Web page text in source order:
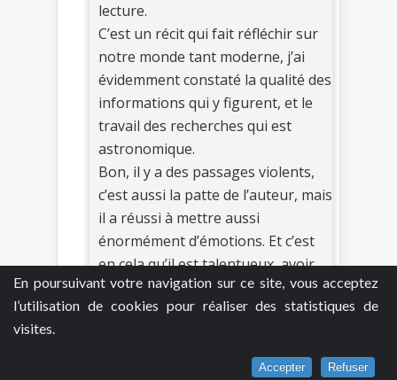
En poursuivant votre navigation sur ce site, vous acceptez
l’utilisation de cookies pour réaliser des statistiques de
visites.
Accepter Refuser
lecture.
C’est un récit qui fait réfléchir sur
notre monde tant moderne, j’ai
évidemment constaté la qualité des
informations qui y figurent, et le
travail des recherches qui est
astronomique.
Bon, il y a des passages violents,
c’est aussi la patte de l’auteur, mais
il a réussi à mettre aussi
énormément d’émotions. Et c’est
en cela qu’il est talentueux, avoir
des émotions dans un roman si
noir.
Sharko et Hennebelle, une série